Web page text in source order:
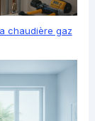
chaudière gaz